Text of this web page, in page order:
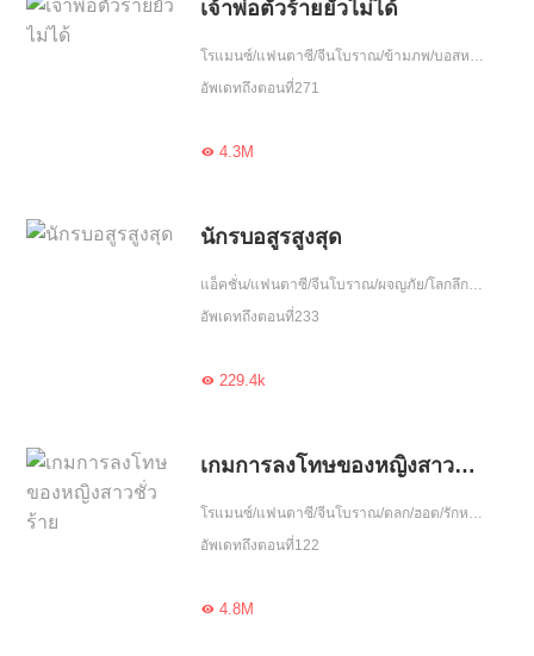
เจ้าพ่อตัวร้ายยั่วไม่ได้
โรแมนซ์/แฟนตาซี/จีนโบราณ/ข้ามภพ/บอสหยิ่ง/คุณอาจชอบ/แก้แค้น/ฮอต/อัพเกรด/ความรัก/ปกป้อง/รักเดียวใจเดียว/เอาแต่ใจ/โชคชะตา/เกิดใหม่/แนวภารกิจ
อัพเดทถึงตอนที่271
4.3M
นักรบอสูรสูงสุด
แอ็คชั่น/แฟนตาซี/จีนโบราณ/ผจญภัย/โลกลึกลับ/ฝ่าอุปสรรค/ลูกผู้ชาย
อัพเดทถึงตอนที่233
229.4k
เกมการลงโทษของหญิงสาวชั่วร้าย
โรแมนซ์/แฟนตาซี/จีนโบราณ/ตลก/ฮอต/รักหวานฉ่ำ/อัพเกรด
อัพเดทถึงตอนที่122
4.8M